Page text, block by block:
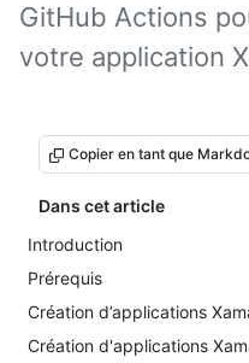
GitHub Actions
votre application
Copier en tant que
Dans cet article
Introduction
Prérequis
Création d’applications
Création d'applications